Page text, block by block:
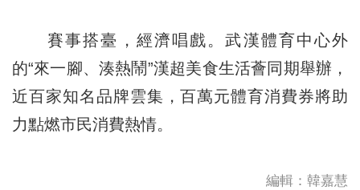
賽事搭臺，經濟唱戲。武漢體育中心外
的“來一腳、湊熱鬧”漢超美食生活薈同期舉辦，
近百家知名品牌雲集，百萬元體育消費券將助
力點燃市民消費熱情。
編輯：韓嘉慧